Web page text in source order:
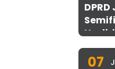
07